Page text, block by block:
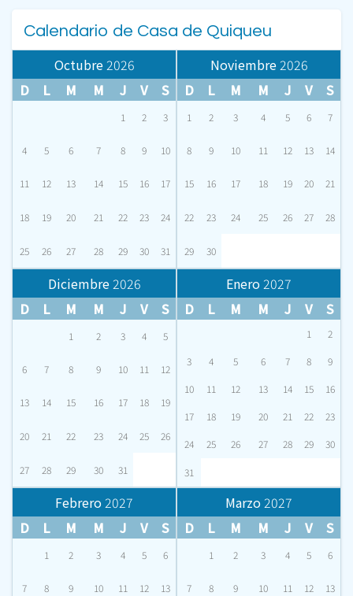
Calendario de Casa de Quiqueu
Octubre2026
D
L M M J V S
1 2 3
4 5 6 7 8 9 10
11 12 13 14 15 16 17
18 19 20 21 22 23 24
25 26 27 28 29 30 31
Noviembre2026
D
L M M J V S
1 2 3 4 5 6 7
8 9 10 11 12 13 14
15 16 17 18 19 20 21
22 23 24 25 26 27 28
29 30
Diciembre2026
D
L M M J V S
1 2 3 4 5
6 7 8 9 10 11 12
13 14 15 16 17 18 19
20 21 22 23 24 25 26
27 28 29 30 31
Enero2027
D
L M M J V S
1 2
3 4 5 6 7 8 9
10 11 12 13 14 15 16
17 18 19 20 21 22 23
24 25 26 27 28 29 30
31
Febrero2027
D
L M M J V S
1 2 3 4 5 6
7 8 9 10 11 12 13
Marzo2027
D
L M M J V S
1 2 3 4 5 6
7 8 9 10 11 12 13